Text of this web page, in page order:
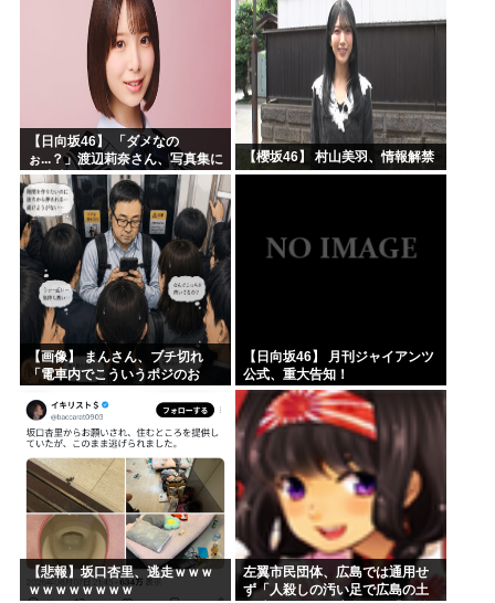
【日向坂46】 「ダメなの
ぉ...？」渡辺莉奈さん、写真集に
興味津々
【櫻坂46】 村山美羽、情報解禁
【画像】 まんさん、ブチ切れ
「電車内でこういうポジのお
【日向坂46】 月刊ジャイアンツ
公式、重大告知！
【悲報】坂口杏里、逃走ｗｗｗ
ｗｗｗｗｗｗｗｗ
左翼市民団体、広島では通用せ
ず「人殺しの汚い足で広島の土